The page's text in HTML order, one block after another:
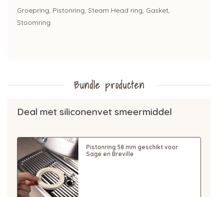
Groepring, Pistonring, Steam Head ring, Gasket,
Stoomring.
Bundle producten
Deal met siliconenvet smeermiddel
Pistonring 58 mm geschikt voor
Sage en Breville